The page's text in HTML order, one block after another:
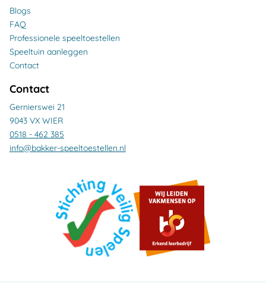
Blogs
FAQ
Professionele speeltoestellen
Speeltuin aanleggen
Contact
Contact
Gernierswei 21
9043 VX WIER
0518 - 462 385
info@bakker-speeltoestellen.nl